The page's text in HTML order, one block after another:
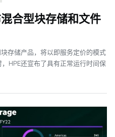
合型块存储和文件
存储产品，将以即服务定价的模式
HPE还宣布了具有正常运行时间保